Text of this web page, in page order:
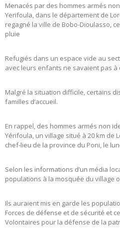
Menacés par des hommes armés
Yerifoula, dans le département de
regagné la ville de Bobo-Dioulasso,
pluie
Refugiés dans un espace vide au
avec leurs enfants ne savaient pas à
Malgré la situation difficile, certains
familles d’accueil.
En rappel, des hommes armés non
Yérifoula, un village situé à 20 km de
chef-lieu de la province du Poni, le
Selon les informations d’un média
populations à la mosquée du village
Ils auraient mis en garde les
Forces de défense et de sécurité et
Volontaires pour la défense de la